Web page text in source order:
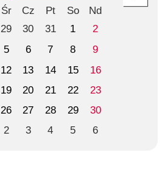
Śr Cz Pt So
Nd
29 30 31 1
2
5 6 7 8
9
12 13 14 15
16
19 20 21 22
23
26 27 28 29
30
2 3 4 5 6